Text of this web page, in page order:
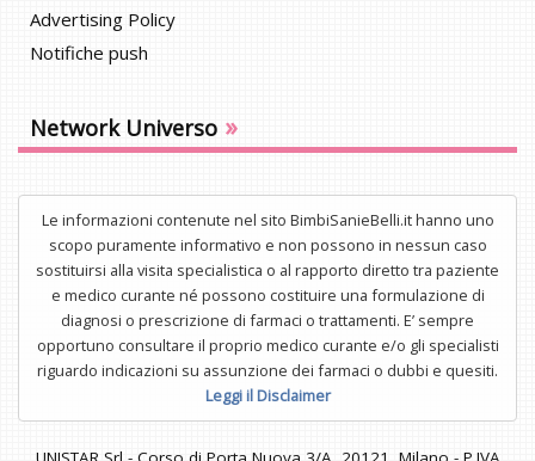
Advertising Policy
Notifiche push
Network Universo »
Le informazioni contenute nel sito BimbiSanieBelli.it hanno uno
scopo puramente informativo e non possono in nessun caso
sostituirsi alla visita specialistica o al rapporto diretto tra paziente
e medico curante né possono costituire una formulazione di
diagnosi o prescrizione di farmaci o trattamenti. E’ sempre
opportuno consultare il proprio medico curante e/o gli specialisti
riguardo indicazioni su assunzione dei farmaci o dubbi e quesiti.
Leggi il Disclaimer